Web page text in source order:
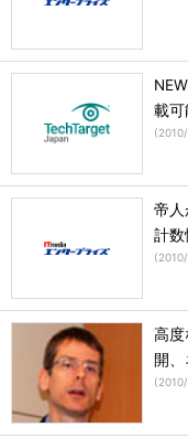
載可
(
帝人
計数
(
高度
開
(